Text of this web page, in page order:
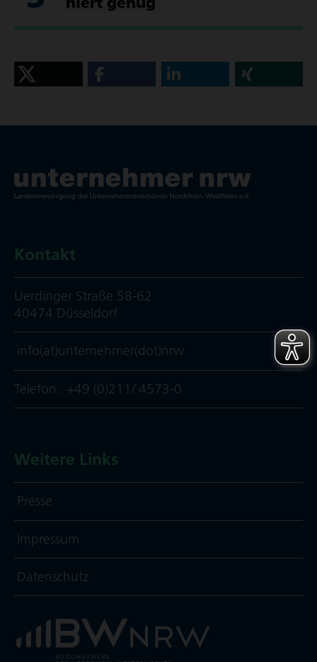
Kontakt
Uerdinger Straße 58-62
40474 Düsseldorf
info(at)unternehmer(dot)nrw
Telefon: +49 (0)211/ 4573-0
Weitere Links
Presse
Impressum
Daten­schutz